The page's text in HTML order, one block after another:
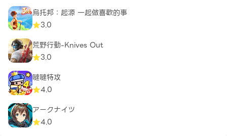
烏托邦：起源 一起做喜歡的事
3.0
荒野行動-Knives Out
3.0
噠噠特攻
4.0
アークナイツ
4.0